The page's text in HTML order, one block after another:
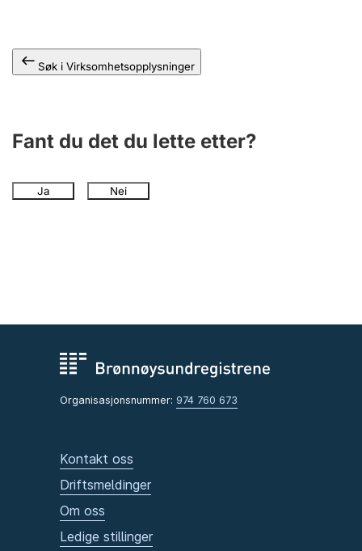
Søk i Virksomhetsopplysninger
Fant du det du lette etter?
Ja Nei
Organisasjonsnummer: 974 760 673
Kontakt oss
Driftsmeldinger
Om oss
Ledige stillinger